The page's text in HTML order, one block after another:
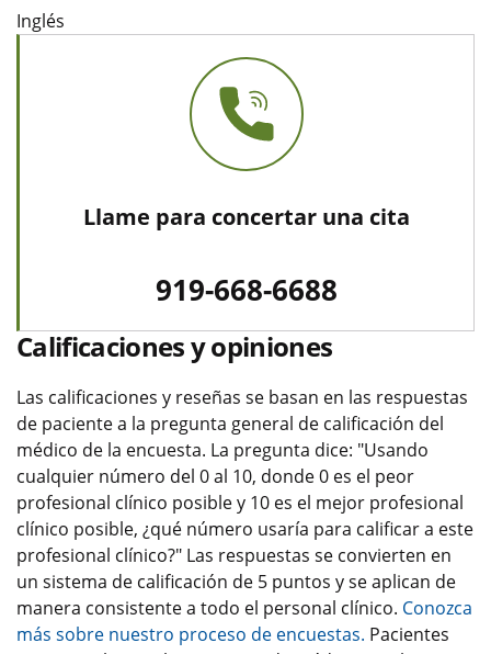
Inglés
Llame para concertar una cita
919-668-6688
Calificaciones y opiniones
Las calificaciones y reseñas se basan en las respuestas
de paciente a la pregunta general de calificación del
médico de la encuesta. La pregunta dice: "Usando
cualquier número del 0 al 10, donde 0 es el peor
profesional clínico posible y 10 es el mejor profesional
clínico posible, ¿qué número usaría para calificar a este
profesional clínico?" Las respuestas se convierten en
un sistema de calificación de 5 puntos y se aplican de
manera consistente a todo el personal clínico. Conozca
más sobre nuestro proceso de encuestas. Pacientes